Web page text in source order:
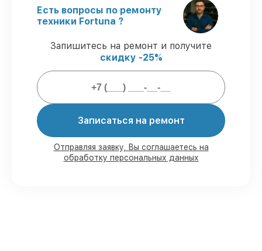
Соблюдение сроков починки–
соблюдаем сроки сервиса тепловизора
General 40S3, согласованные с клиентом.
Подтвержденная гарантия– все
работы по восстановлению проводятся с
официальной гарантией.
Мы гарантируем:
80%работ с возможностью наблюдения
90%комплектующих для тепловизоров
на складе или доступны для срочного
Есть вопросы по ремонту
техники Fortuna ?
Запишитесь на ремонт и получите
скидку -25%
Записаться на ремонт
Отправляя заявку, Вы соглашаетесь на
обработку персональных данных